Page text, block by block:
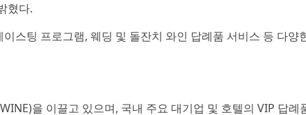
혔다.
스팅 프로그램, 웨딩 및 돌잔치 와인 답례품 서비스 등 다양
을 이끌고 있으며, 국내 주요 대기업 및 호텔의 VIP 답례